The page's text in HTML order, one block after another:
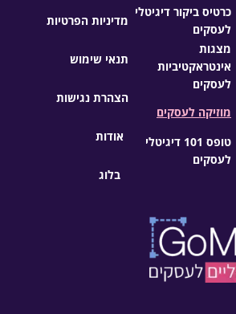
כרטיס ביקור דיגיטלי
לעסקים
מצגות
אינטראקטיביות
לעסקים
מוזיקה לעסקים
טופס 101 דיגיטלי
לעסקים
מדיניות הפרטיות
תנאי שימוש
הצהרת נגישות
אודות
בלוג